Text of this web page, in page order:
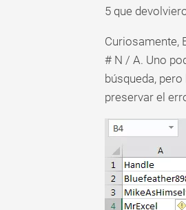
5 que
Curiosamente,
# N / A. Uno
búsqueda,
preservar el